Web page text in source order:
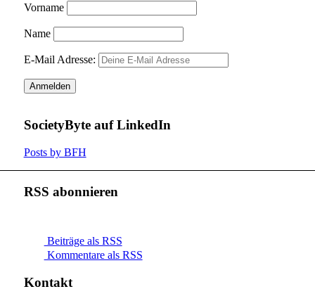
Vorname
Name
E-Mail Adresse:
SocietyByte auf LinkedIn
Posts by BFH
RSS abonnieren
Beiträge als RSS
Kommentare als RSS
Kontakt